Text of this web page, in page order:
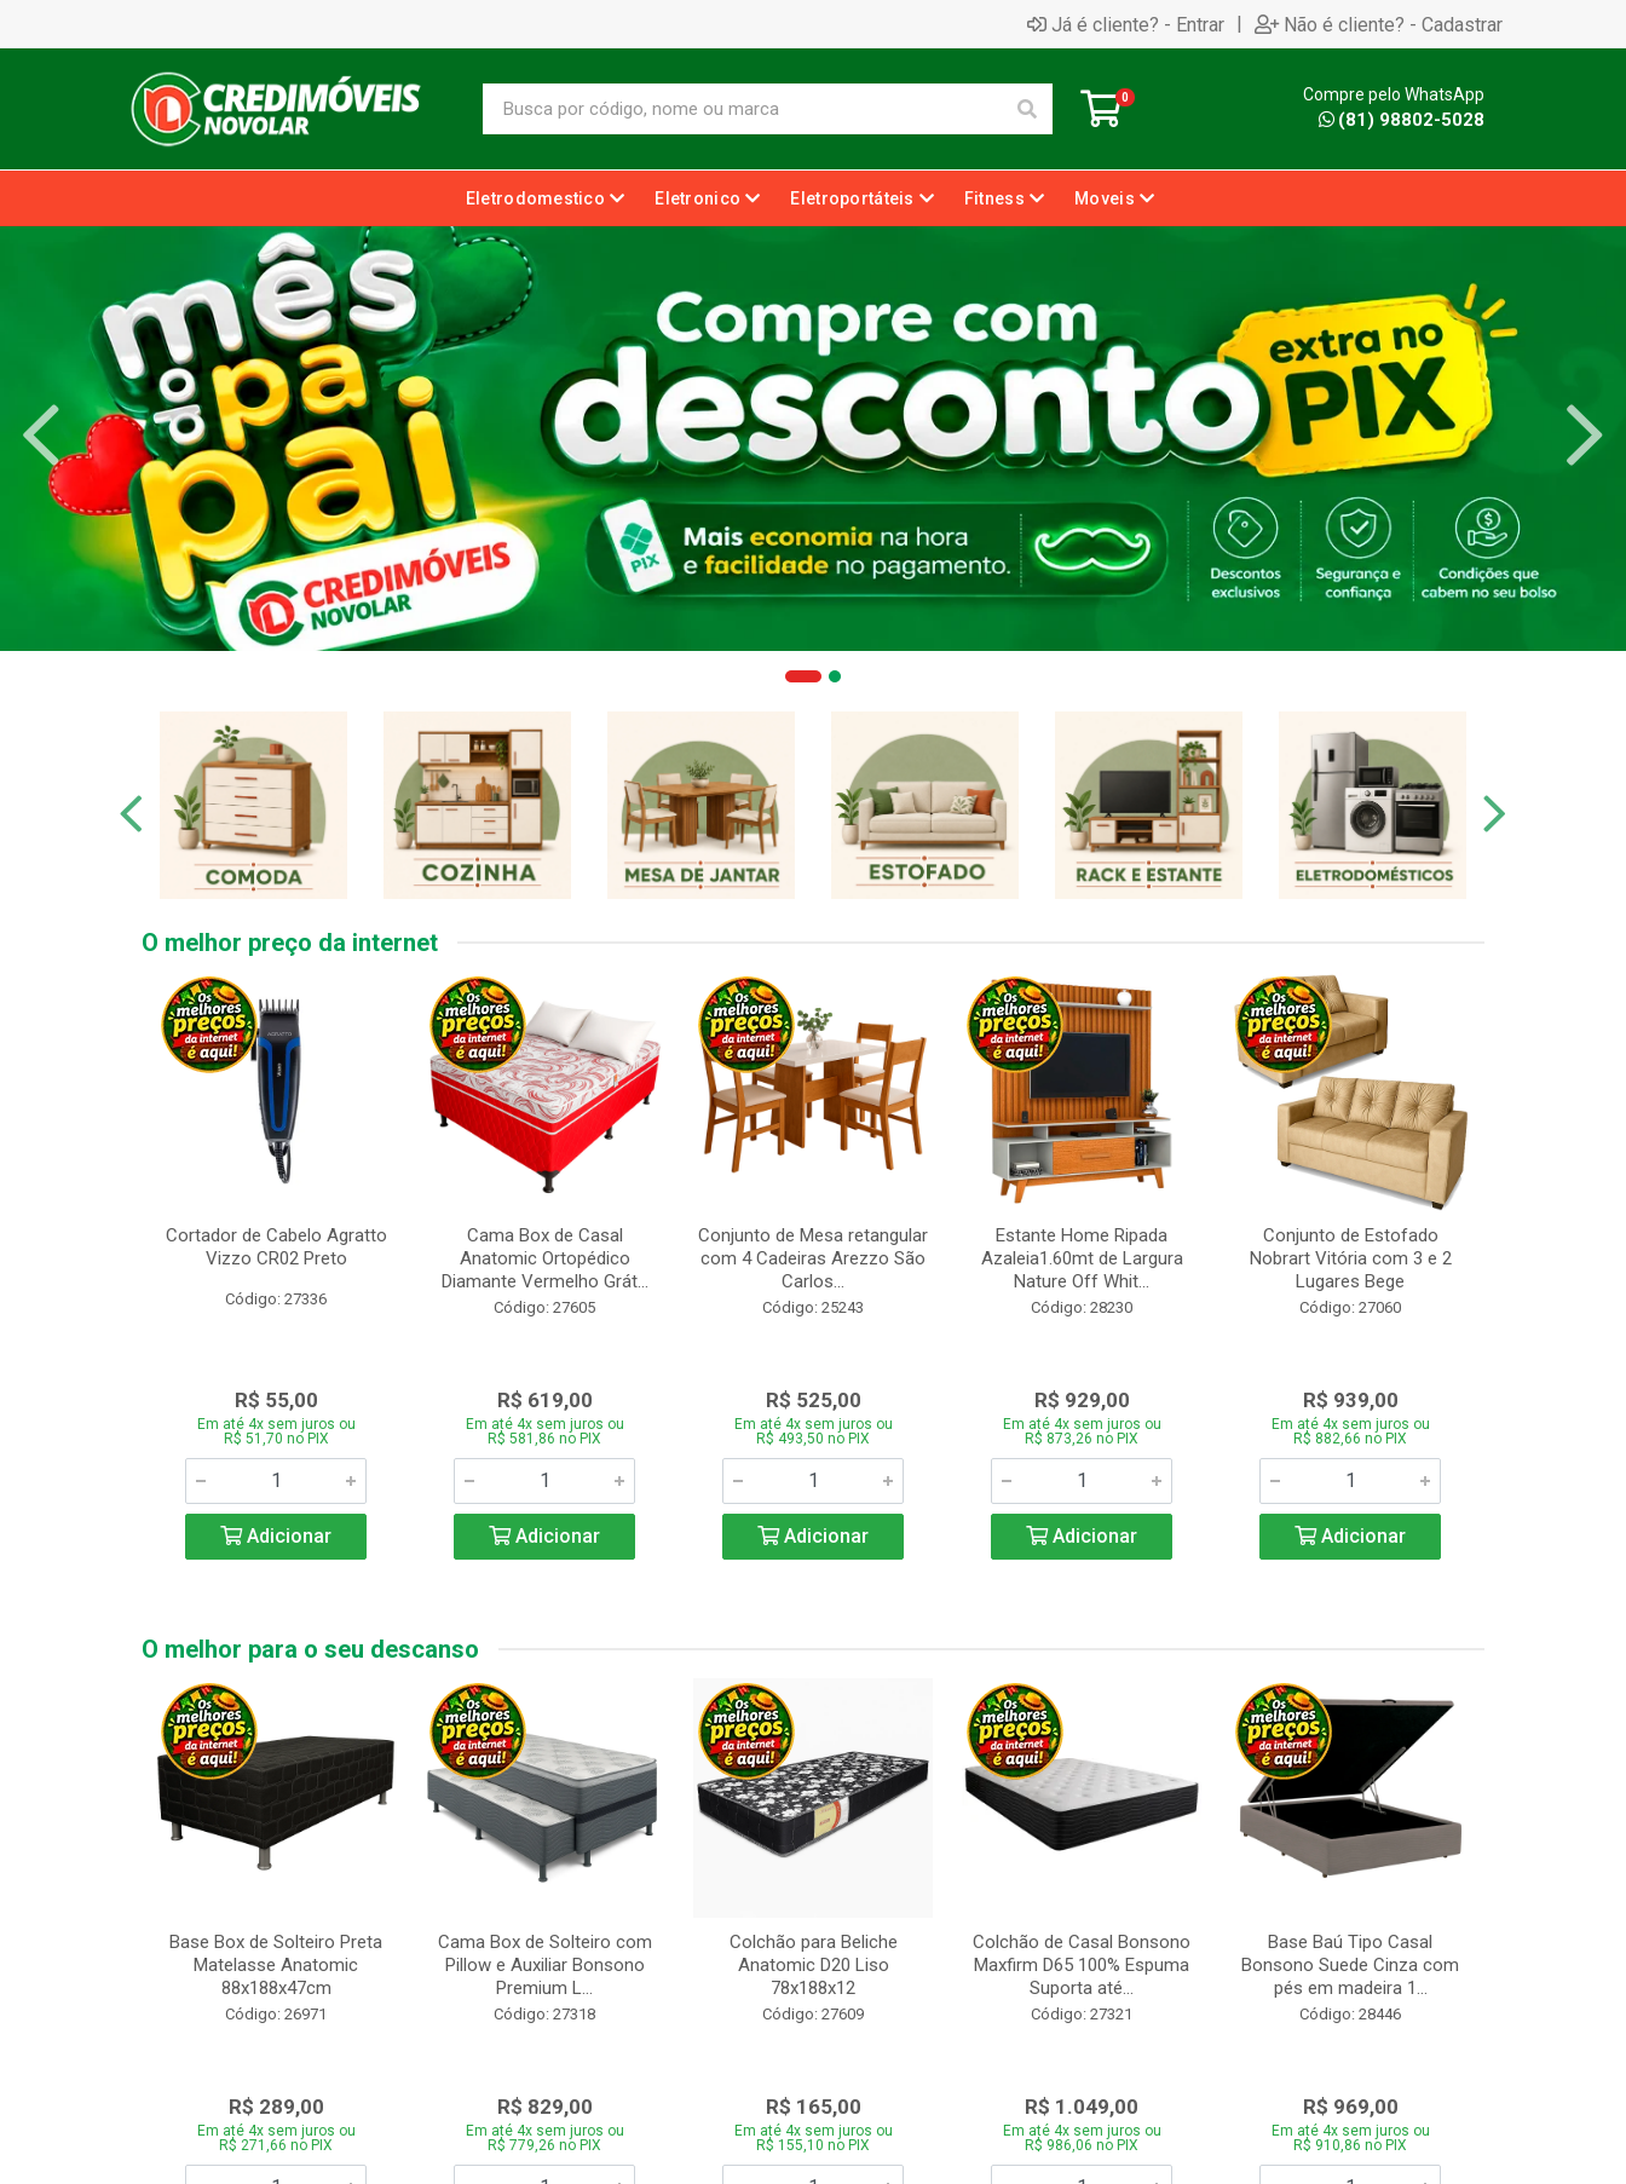
Já é cliente? - Entrar | Não é cliente? - Cadastrar
0 Compre pelo WhatsApp
(81) 98802-5028
Eletrodomestico Eletronico Eletroportáteis Fitness Moveis
O melhor preço da internet
Cortador de Cabelo Agratto
Vizzo CR02 Preto
Código: 27336
R$ 55,00
Em até 4x sem juros ou
R$ 51,70 no PIX
Adicionar
Cama Box de Casal
Anatomic Ortopédico
Diamante Vermelho Grát...
Código: 27605
R$ 619,00
Em até 4x sem juros ou
R$ 581,86 no PIX
Adicionar
Conjunto de Mesa retangular
com 4 Cadeiras Arezzo São
Carlos...
Código: 25243
R$ 525,00
Em até 4x sem juros ou
R$ 493,50 no PIX
Adicionar
Estante Home Ripada
Azaleia1.60mt de Largura
Nature Off Whit...
Código: 28230
R$ 929,00
Em até 4x sem juros ou
R$ 873,26 no PIX
Adicionar
Conjunto de Estofado
Nobrart Vitória com 3 e 2
Lugares Bege
Código: 27060
R$ 939,00
Em até 4x sem juros ou
R$ 882,66 no PIX
Adicionar
O melhor para o seu descanso
Base Box de Solteiro Preta
Matelasse Anatomic
88x188x47cm
Código: 26971
R$ 289,00
Em até 4x sem juros ou
R$ 271,66 no PIX
Cama Box de Solteiro com
Pillow e Auxiliar Bonsono
Premium L...
Código: 27318
R$ 829,00
Em até 4x sem juros ou
R$ 779,26 no PIX
Colchão para Beliche
Anatomic D20 Liso
78x188x12
Código: 27609
R$ 165,00
Em até 4x sem juros ou
R$ 155,10 no PIX
Colchão de Casal Bonsono
Maxfirm D65 100% Espuma
Suporta até...
Código: 27321
R$ 1.049,00
Em até 4x sem juros ou
R$ 986,06 no PIX
Base Baú Tipo Casal
Bonsono Suede Cinza com
pés em madeira 1...
Código: 28446
R$ 969,00
Em até 4x sem juros ou
R$ 910,86 no PIX